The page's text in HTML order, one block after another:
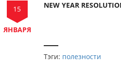
15
ЯНВАРЯ
NEW YEAR
Тэги: полезности